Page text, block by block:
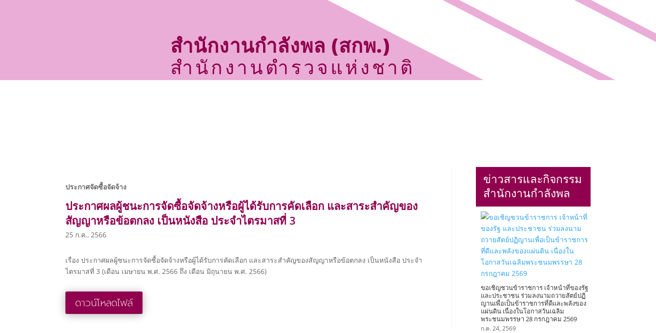
สำนักงานกำลังพล (สกพ.)
สำนักงานตำรวจแห่งชาติ
ประกาศจัดซื้อจัดจ้าง
ประกาศผลผู้ชนะการจัดซื้อจัดจ้างหรือผู้ได้รับการคัดเลือก และสาระสำคัญของ
สัญญาหรือข้อตกลง เป็นหนังสือ ประจำไตรมาสที่ 3
25 ก.ค., 2566
เรื่อง ประกาศผลผู้ชนะการจัดซื้อจัดจ้างหรือผู้ได้รับการคัดเลือก และสาระสำคัญของสัญญาหรือข้อตกลง เป็นหนังสือ ประจำ
ไตรมาสที่ 3 (เดือน เมษายน พ.ศ. 2566 ถึง เดือน มิถุนายน พ.ศ. 2566)
ดาวน์โหลดไฟล์
ข่าวสารและกิจกรรม
สำนักงานกำลังพล
ขอเชิญชวนข้าราชการ เจ้าหน้าที่ของรัฐ
และประชาชน ร่วมลงนามถวายสัตย์ปฏิ
ญานเพื่อเป็นข้าราชการที่ดีและพลังของ
แผ่นดิน เนื่องในโอกาสวันเฉลิม
พระชนมพรรษา 28 กรกฎาคม 2569
ก.ค. 24, 2569